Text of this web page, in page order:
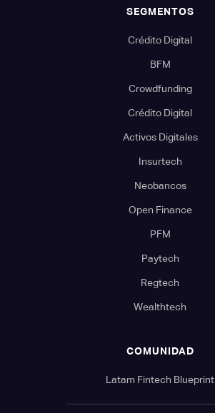
SEGMENTOS
Crédito Digital
BFM
Crowdfunding
Crédito Digital
Activos Digitales
Insurtech
Neobancos
Open Finance
PFM
Paytech
Regtech
Wealthtech
COMUNIDAD
Latam Fintech Blueprint